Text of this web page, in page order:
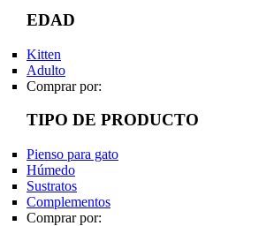
EDAD
Kitten
Adulto
Comprar por:
TIPO DE PRODUCTO
Pienso para gato
Húmedo
Sustratos
Complementos
Comprar por: